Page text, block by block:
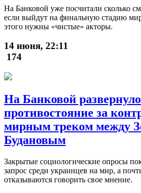
На Банковой уже посчитали сколько
если выйдут на финальную стадию
этого нужны «чистые» акторы.
14 июня, 22:11
174
На Банковой
противостояние за
мирным треком между
Будановым
Закрытые социологические опросы
запрос среди украинцев на мир, а
отказываются говорить свое мнение.